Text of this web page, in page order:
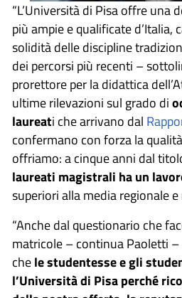
“L’Università di Pisa offre una
più ampie e qualificate d’Italia,
solidità delle discipline
dei percorsi più recenti –
prorettore per la didattica
ultime rilevazioni sul grado di
laureati che arrivano dal
confermano con forza la
offriamo: a cinque anni dal
laureati magistrali ha un
superiori alla media regionale e
“Anche dal questionario che
matricole – continua Paoletti
chele studentesse e gli
l’Università di Pisa perché